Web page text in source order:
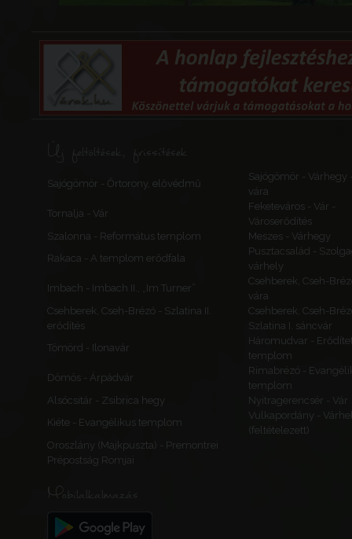
Új feltöltések, frissítések
Sajógömör - Őrtorony, elővédmű
Sajógömör - Várhegy
vára
Tornalja - Vár
Feketeváros - Vár -
Városerődítés
Szalonna - Református templom
Meszes - Várhegy
Rakaca - A templom erődfala
Pusztacsalád -
várhely
Imbach - Imbach II., „Im Turner”
Csehberek, Cseh-
vára
Csehberek, Cseh-Brézó - Szlatina II.
erődítés
Csehberek, Cseh-
Szlatina I. sáncvár
Tömörd - Ilonavár
Háromudvar -
templom
Dömös - Árpádvár
Rimabrézó -
templom
Alsócsitár - Zsibrica hegy
Nyitragerencsér - Vár
Kiéte - Evangélikus templom
Vulkapordány -
(feltételezett)
Oroszlány (Majkpuszta) - Premontrei
Prépostság Romjai
Mobilalkalmazás